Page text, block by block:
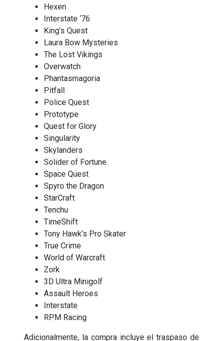
Hexen
Interstate ‘76
King’s Quest
Laura Bow Mysteries
The Lost Vikings
Overwatch
Phantasmagoria
Pitfall
Police Quest
Prototype
Quest for Glory
Singularity
Skylanders
Solider of Fortune
Space Quest
Spyro the Dragon
StarCraft
Tenchu
TimeShift
Tony Hawk’s Pro Skater
True Crime
World of Warcraft
Zork
3D Ultra Minigolf
Assault Heroes
Interstate
RPM Racing
Adicionalmente, la compra incluye el traspaso de